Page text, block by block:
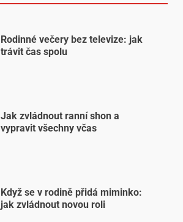
Rodinné večery bez televize: jak
trávit čas spolu
Jak zvládnout ranní shon a
vypravit všechny včas
Když se v rodině přidá miminko:
jak zvládnout novou roli